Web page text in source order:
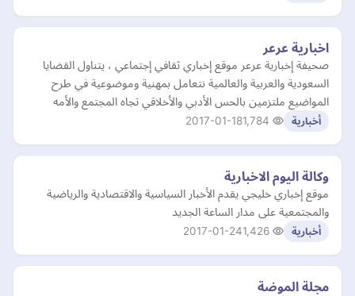
اخبارية عرعر
صحيفة إخبارية عرعر موقع إخباري ثقافي إجتماعي ، يتناول القضايا
السعودية والعربية والعالمية نتعامل بمهنية وموضوعية في طرح
المواضيع ملتزمين بالحس الأدبي والأخلاقي تجاه المجتمع والأمه
أخبارية 2017-01-18
وكالة اليوم الاخبارية
موقع إخباري خليجي يقدم الأخبار السياسية والاقتصادية والرياضية
والمجتمعية على مدار الساعة الجديد
أخبارية 2017-01-24
مجلة الموضة